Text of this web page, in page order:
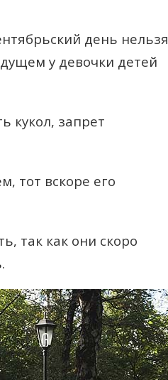
день нельзя
у девочки детей
кукол, запрет
тот вскоре его
так как они скоро